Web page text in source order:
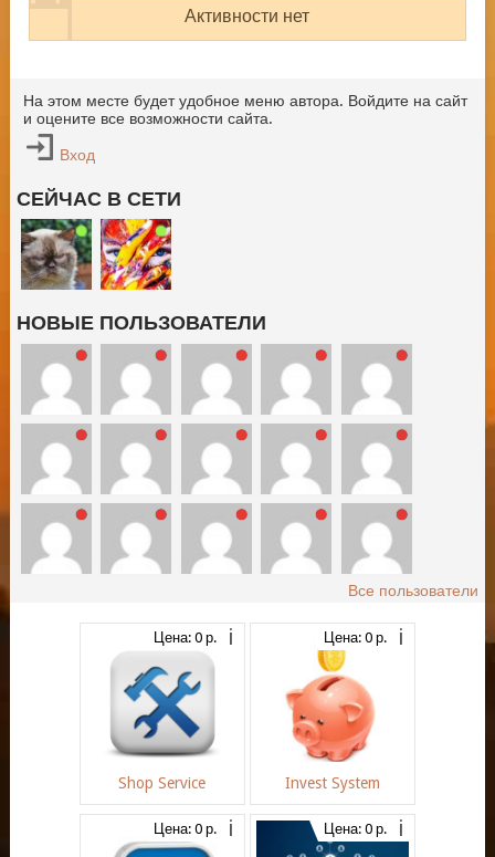
Активности нет
На этом месте будет удобное меню автора. Войдите на сайт
и оцените все возможности сайта.
Вход
СЕЙЧАС В СЕТИ
НОВЫЕ ПОЛЬЗОВАТЕЛИ
Все пользователи
Цена: 0 р.
Shop Service
Цена: 0 р.
Invest System
Цена: 0 р. Цена: 0 р.